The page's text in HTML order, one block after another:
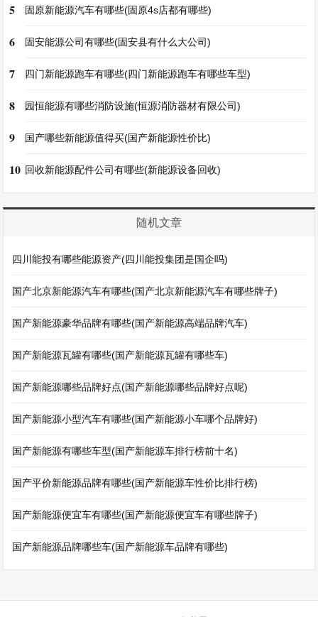
5 固原新能源汽车有哪些(固原4s店都有哪些)
6 固安能源公司有哪些(固安县有什么大公司)
7 四门新能源跑车有哪些(四门新能源跑车有哪些车型)
8 园恒能源有哪些消防设施(恒源消防器材有限公司)
9 国产哪些新能源值得买(国产新能源性价比)
10 回收新能源配件公司有哪些(新能源设备回收)
随机文章
四川能投有哪些能源资产(四川能投集团是国企吗)
国产北京新能源汽车有哪些(国产北京新能源汽车有哪些牌子)
国产新能源豪华品牌有哪些(国产新能源高端品牌汽车)
国产新能源瓦罐有哪些(国产新能源瓦罐有哪些车)
国产新能源哪些品牌好点(国产新能源哪些品牌好点呢)
国产新能源小型汽车有哪些(国产新能源小车哪个品牌好)
国产新能源有哪些车型(国产新能源车排行榜前十名)
国产平价新能源品牌有哪些(国产新能源车性价比排行榜)
国产新能源便宜车有哪些(国产新能源便宜车有哪些牌子)
国产新能源品牌哪些车(国产新能源车品牌有哪些)